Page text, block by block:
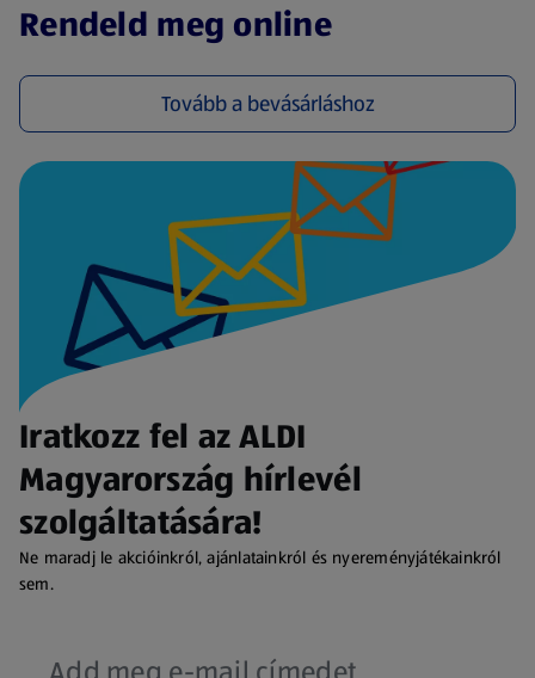
Rendeld meg online
Tovább a bevásárláshoz
(új oldalon nyílik meg)
Iratkozz fel az ALDI
Magyarország hírlevél
szolgáltatására!
Ne maradj le akcióinkról, ajánlatainkról és nyereményjátékainkról
sem.